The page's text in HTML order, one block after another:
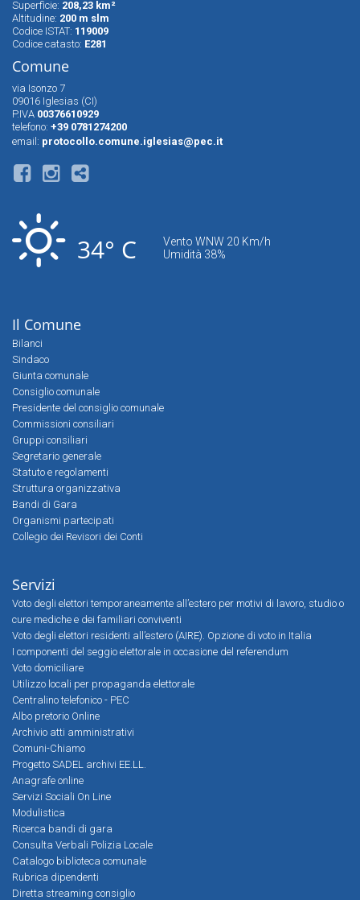
Superfìcie: 208,23 km²
Altitudine: 200 m slm
Codice ISTAT: 119009
Codice catasto: E281
Comune
via Isonzo 7
09016 Iglesias (CI)
P.IVA 00376610929
telefono: +39 0781274200
email: protocollo.comune.iglesias@pec.it
34° C
Vento WNW 20 Km/h
Umidità 38%
Il Comune
Bilanci
Sindaco
Giunta comunale
Consiglio comunale
Presidente del consiglio comunale
Commissioni consiliari
Gruppi consiliari
Segretario generale
Statuto e regolamenti
Struttura organizzativa
Bandi di Gara
Organismi partecipati
Collegio dei Revisori dei Conti
Servizi
Voto degli elettori temporaneamente all’estero per motivi di lavoro, studio o
cure mediche e dei familiari conviventi
Voto degli elettori residenti all’estero (AIRE). Opzione di voto in Italia
I componenti del seggio elettorale in occasione del referendum
Voto domiciliare
Utilizzo locali per propaganda elettorale
Centralino telefonico - PEC
Albo pretorio Online
Archivio atti amministrativi
Comuni-Chiamo
Progetto SADEL archivi EE.LL.
Anagrafe online
Servizi Sociali On Line
Modulistica
Ricerca bandi di gara
Consulta Verbali Polizia Locale
Catalogo biblioteca comunale
Rubrica dipendenti
Diretta streaming consiglio